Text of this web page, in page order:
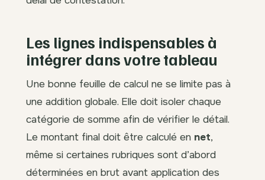
Les lignes indispensables à
intégrer dans votre tableau
Une bonne feuille de calcul ne se limite pas à
une addition globale. Elle doit isoler chaque
catégorie de somme afin de vérifier le détail.
Le montant final doit être calculé en net,
même si certaines rubriques sont d’abord
déterminées en brut avant application des